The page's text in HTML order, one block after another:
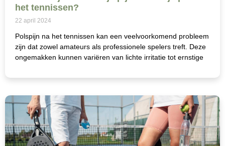
het tennissen?
22 april 2024
Polspijn na het tennissen kan een veelvoorkomend probleem
zijn dat zowel amateurs als professionele spelers treft. Deze
ongemakken kunnen variëren van lichte irritatie tot ernstige